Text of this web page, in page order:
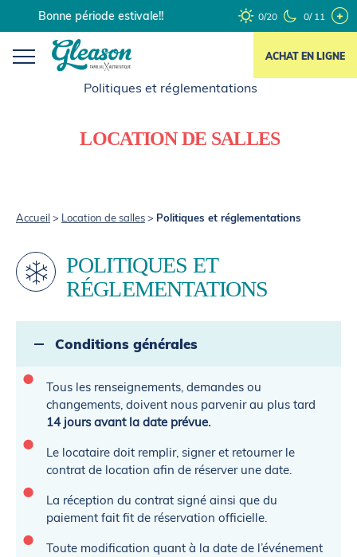
to
content
Bonne période estivale!! 0/20 0/ 11
ACHAT EN LIGNE
LOCATION DE SALLES
Accueil > Location de salles> Politiques et réglementations
POLITIQUES ET
RÉGLEMENTATIONS
Conditions générales
Tous les renseignements, demandes ou
changements, doivent nous parvenir au plus tard
14 jours avant la date prévue.
Le locataire doit remplir, signer et retourner le
contrat de location afin de réserver une date.
La réception du contrat signé ainsi que du
paiement fait fit de réservation officielle.
Toute modification quant à la date de l’événement